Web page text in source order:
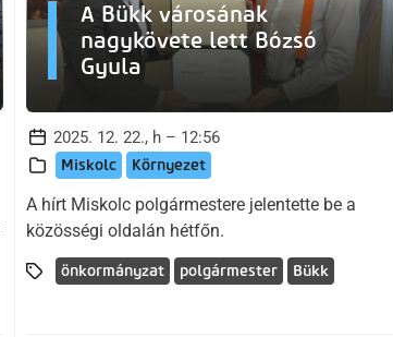
A Bükk városának
nagykövete lett Bózsó
Gyula
2025. 12. 22., h – 12:56
Miskolc Környezet
A hírt Miskolc polgármestere jelentette be a
közösségi oldalán hétfőn.
önkormányzat polgármester Bükk